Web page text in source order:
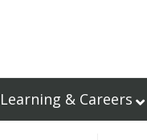
Learning & Careers